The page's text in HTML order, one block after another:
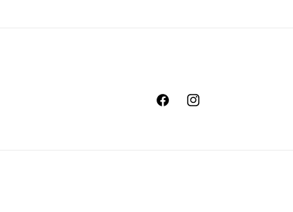
FacebookInstagram